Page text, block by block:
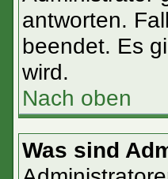
antworten.
beendet. Es
wird.
Nach oben
Was sind